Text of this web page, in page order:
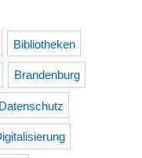
Bibliotheken
Brandenburg
Datenschutz